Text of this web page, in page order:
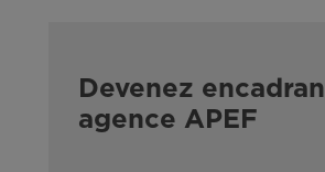
Devenez
agence APEF